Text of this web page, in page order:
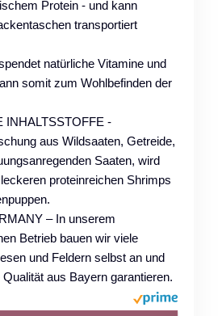
Protein - und kann
transportiert
natürliche Vitamine und
somit zum Wohlbefinden der
INHALTSSTOFFE -
aus Wildsaaten, Getreide,
Saaten, wird
proteinreichen Shrimps
– In unserem
Betrieb bauen wir viele
und Feldern selbst an und
aus Bayern garantieren.